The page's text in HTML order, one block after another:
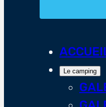
Le camping